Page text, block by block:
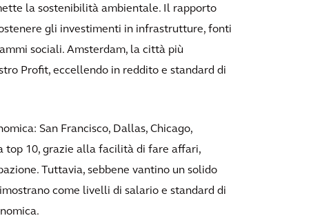
la sostenibilità ambientale. Il rapporto
gli investimenti in infrastrutture, fonti
sociali. Amsterdam, la città più
Profit, eccellendo in reddito e standard di
San Francisco, Dallas, Chicago,
top 10, grazie alla facilità di fare affari,
Tuttavia, sebbene vantino un solido
come livelli di salario e standard di